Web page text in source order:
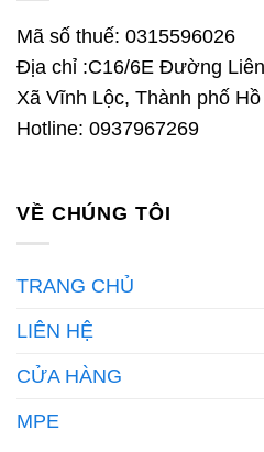
Mã số thuế: 0315596026
Địa chỉ :C16/6E Đường
Xã Vĩnh Lộc, Thành phố
Hotline: 0937967269
VỀ CHÚNG TÔI
TRANG CHỦ
LIÊN HỆ
CỬA HÀNG
MPE